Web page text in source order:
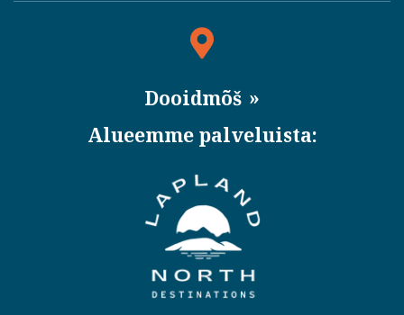
Dooidmõš
Alueemme palveluista: